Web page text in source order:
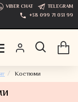
VIBER CHAT
TELEGRAM
+38 099 71 031 99
Костюми